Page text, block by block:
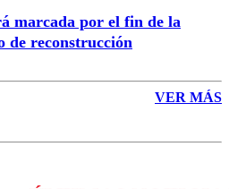
marcada por el fin de la
de reconstrucción
VER MÁS